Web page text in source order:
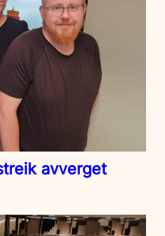
avverget